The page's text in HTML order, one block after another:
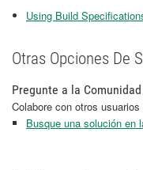
Using Build
Otras Opciones De
Pregunte a la
Colabore con otros
Busque una solución en